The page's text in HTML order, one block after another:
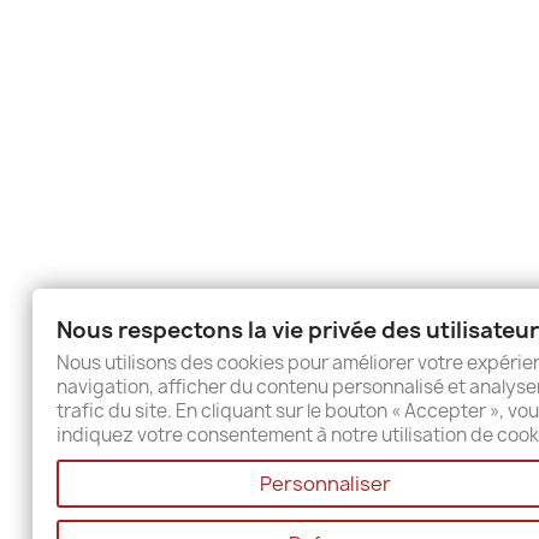
Nous respectons la vie privée des
Nous utilisons des cookies pour améliorer votre
navigation, afficher du contenu personnalisé et
trafic du site. En cliquant sur le bouton « Accepter »,
indiquez votre consentement à notre utilisation de
Personnaliser